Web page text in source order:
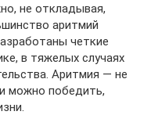
не откладывая,
аритмий
четкие
в тяжелых случаях
Аритмия — не
можно победить,